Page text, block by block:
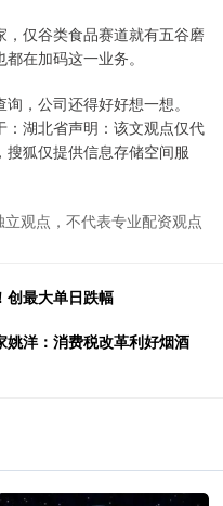
仅谷类食品赛道就有五谷磨
在加码这一业务。
，公司还得好好想一想。
湖北省声明：该文观点仅代
狐仅提供信息存储空间服
观点，不代表专业配资观点
创最大单日跌幅
洋：消费税改革利好烟酒